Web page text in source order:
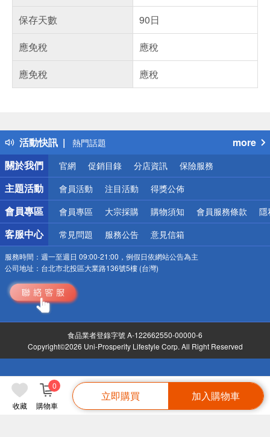
收藏 購物車
0
立即購買 加入購物車
保存天數
90日
應免稅
應稅
應免稅
應稅
活動快訊
得獎公告
熱門話題
銀行優惠
偏遠地區配送
詐騙網頁！請小心！
more
關於我們
官網 促銷目錄 分店資訊 保險服務
主題活動 會員活動 注目活動 得獎公佈
會員專區 會員專區 大宗採購 購物須知 會員服務條款 隱
客服中心 常見問題 服務公告 意見信箱
服務時間： 週一至週日 09:00-21:00，例假日依網站公告為主
公司地址： 台北市北投區大業路136號5樓 (台灣)
食品業者登錄字號 A-122662550-00000-6
Copyright©2026 Uni-Prosperity Lifestyle Corp. All Right Reserved